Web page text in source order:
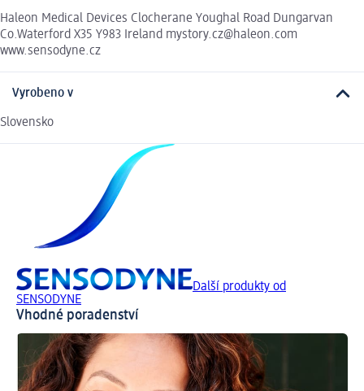
Haleon Medical Devices Clocherane Youghal Road Dungarvan
Co.Waterford X35 Y983 Ireland mystory.cz@haleon.com
www.sensodyne.cz
Vyrobeno v
Slovensko
Další produkty od
SENSODYNE
Vhodné poradenství